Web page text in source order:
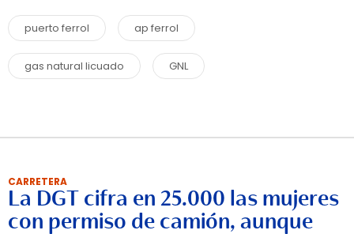
puerto ferrol ap ferrol
gas natural licuado GNL
CARRETERA
La DGT cifra en 25.000 las mujeres
con permiso de camión, aunque